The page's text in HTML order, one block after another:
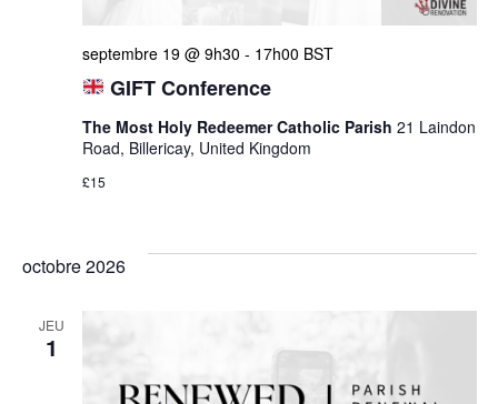
GIFT Conference
septembre 19 @ 9h30 - 17h00 BST
The Most Holy Redeemer Catholic Parish 21 Laindon
Road, Billericay, United Kingdom
£15
octobre 2026
JEU
1